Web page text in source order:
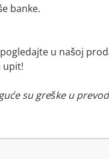
banke.
u našoj
upit!
su greške u